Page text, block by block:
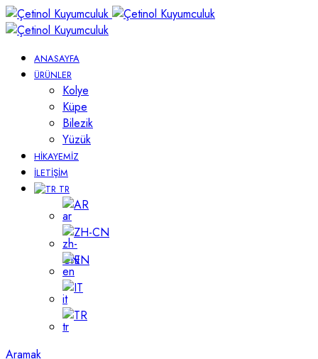
ANASAYFA
ÜRÜNLER
Kolye
Küpe
Bilezik
Yüzük
HIKAYEMIZ
İLETIŞIM
TR
AR
ZH-CN
EN
IT
TR
Aramak